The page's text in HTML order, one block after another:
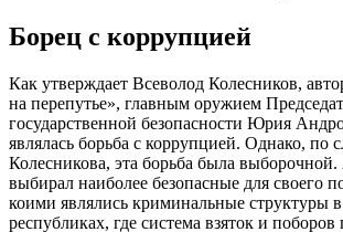
Борец с коррупцией
Как утверждает Всеволод Колесников,
на перепутье», главным оружием
государственной безопасности Юрия
являлась борьба с коррупцией. Однако, по
Колесникова, эта борьба была
выбирал наиболее безопасные для своего
коими являлись криминальные структуры
республиках, где система взяток и поборов